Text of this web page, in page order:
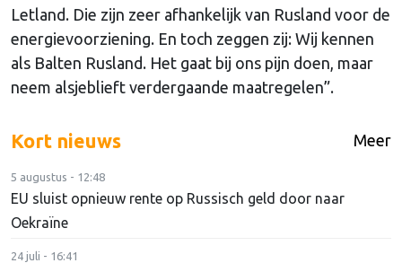
Letland. Die zijn zeer afhankelijk van Rusland voor de
energievoorziening. En toch zeggen zij: Wij kennen
als Balten Rusland. Het gaat bij ons pijn doen, maar
neem alsjeblieft verdergaande maatregelen”.
Kort nieuws Meer
5 augustus - 12:48
EU sluist opnieuw rente op Russisch geld door naar
Oekraïne
24 juli - 16:41